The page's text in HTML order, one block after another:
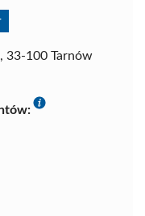
33-100 Tarnów